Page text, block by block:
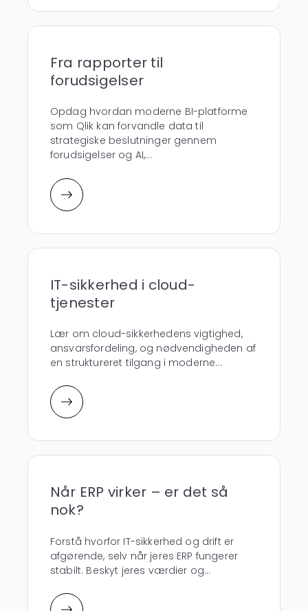
Fra rapporter til
forudsigelser
Opdag hvordan moderne BI-platforme
som Qlik kan forvandle data til
strategiske beslutninger gennem
forudsigelser og AI,...
IT-sikkerhed i cloud-
tjenester
Lær om cloud-sikkerhedens vigtighed,
ansvarsfordeling, og nødvendigheden af
en struktureret tilgang i moderne...
Når ERP virker – er det så
nok?
Forstå hvorfor IT-sikkerhed og drift er
afgørende, selv når jeres ERP fungerer
stabilt. Beskyt jeres værdier og...